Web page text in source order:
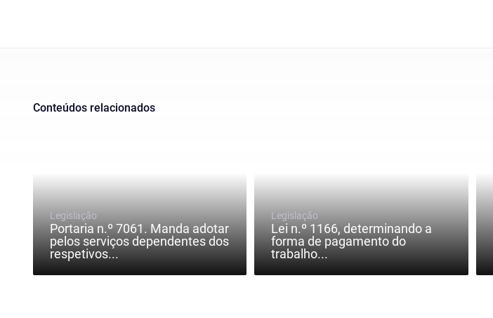
Conteúdos relacionados
Legislação
Portaria n.º 7061. Manda adotar
pelos serviços dependentes dos
respetivos...
Legislação
Lei n.º 1166, determinando a
forma de pagamento do
trabalho...